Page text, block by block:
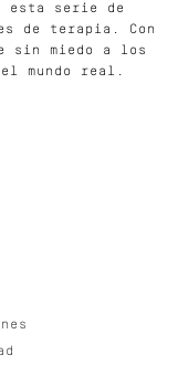
esta serie de
de terapia. Con
sin miedo a los
mundo real.